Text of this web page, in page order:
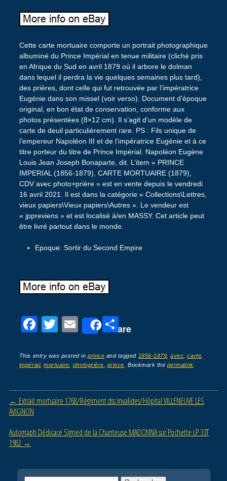
Cette carte mortuaire comporte un portrait photographique
albuminé du Prince Impérial en tenue militaire (cliché pris
en Afrique du Sud en avril 1879 où il arbore le dolman
dans lequel il perdra la vie quelques semaines plus tard),
des prières, dont celle qui fut retrouvée par l’impératrice
Eugénie dans son missel (voir verso). Document d’époque
original, en bon état de conservation, conforme aux
photos présentées (8×12 cm). Il s’agit d’un modèle de
carte de deuil particulièrement rare. PS : Fils unique de
l’empereur Napoléon III et de l’impératrice Eugénie et à ce
titre porteur du titre de Prince Impérial. Napoléon Eugène
Louis Jean Joseph Bonaparte, dit. L’item « PRINCE
IMPERIAL (1856-1879), CARTE MORTUAIRE (1879),
CDV avec photo+prière » est en vente depuis le vendredi
16 avril 2021. Il est dans la catégorie « Collections\Lettres,
vieux papiers\Vieux papiers\Autres ». Le vendeur est
« jppreviens » et est localisé à/en MASSY. Cet article peut
être livré partout dans le monde.
Epoque: Sortir du Second Empire
F
c
e
b
o
k
T
tt
er
E
ail
Share
P
ta
g
er
This entry was posted inprince and tagged 1856-1879 ,avec ,carte
impérial,mortuaire photoprière prince . Bookmark the permalink
Post navigation
← Extrait mortuaire 1768/Régiment dss Invalides/Hôpital VILLENEUVE LES
AVIGNON
Autograph Dédicace Signed de la Chanteuse MADONNA sur Pochette LP 33T
1982 →